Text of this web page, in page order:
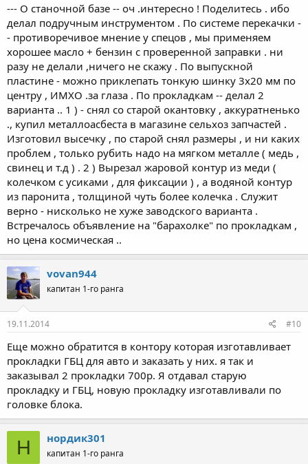
--- О станочной базе -- оч .интересно ! Поделитесь . ибо
делал подручным инструментом . По системе перекачки -
- противоречивое мнение у спецов , мы применяем
хорошее масло + бензин с проверенной заправки . ни
разу не делали ,ничего не скажу . По выпускной
пластине - можно приклепать тонкую шинку 3х20 мм по
центру , ИМХО .за глаза . По прокладкам -- делал 2
варианта .. 1 ) - снял со старой окантовку , аккуратненько
., купил металлоасбеста в магазине сельхоз запчастей .
Изготовил высечку , по старой снял размеры , и ни каких
проблем , только рубить надо на мягком металле ( медь ,
свинец и т.д ) . 2 ) Вырезал жаровой контур из меди (
колечком с усиками , для фиксации ) , а водяной контур
из паронита , толщиной чуть более колечка . Служит
верно - нисколько не хуже заводского варианта .
Встречалось объявление на "барахолке" по прокладкам ,
но цена космическая ..
vovan944
капитан 1-го ранга
19.11.2014 #10
Еще можно обратится в контору которая изготавливает
прокладки ГБЦ для авто и заказать у них. я так и
заказывал 2 прокладки 700р. Я отдавал старую
прокладку и ГБЦ, новую прокладку изготавливали по
головке блока.
Н нордик301
капитан 1-го ранга